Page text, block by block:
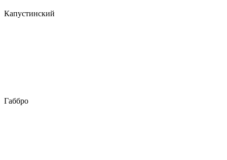
Капустинский
Габбро